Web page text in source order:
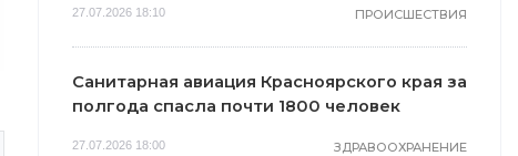
27.07.2026 18:10 ПРОИСШЕСТВИЯ
Санитарная авиация Красноярского края за
полгода спасла почти 1800 человек
27.07.2026 18:00 ЗДРАВООХРАНЕНИЕ